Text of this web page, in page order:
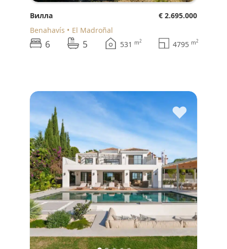
Вилла
€ 2.695.000
Benahavís
El Madroñal
6 5 531 m2 4795 m2
♥